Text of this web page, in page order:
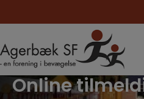
Online